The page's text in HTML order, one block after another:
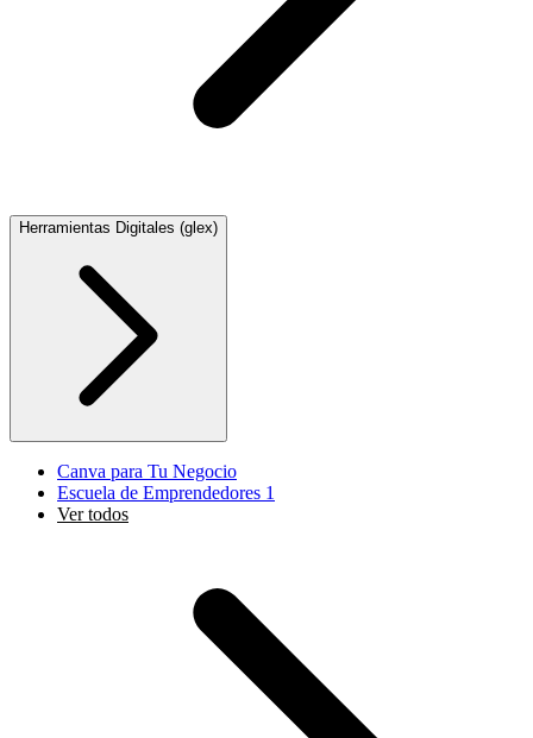
Herramientas Digitales (glex)
Canva para Tu Negocio
Escuela de Emprendedores 1
Ver todos